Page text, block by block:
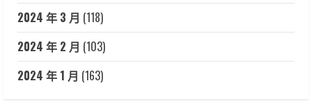
2024 年 3 月 (118)
2024 年 2 月 (103)
2024 年 1 月 (163)